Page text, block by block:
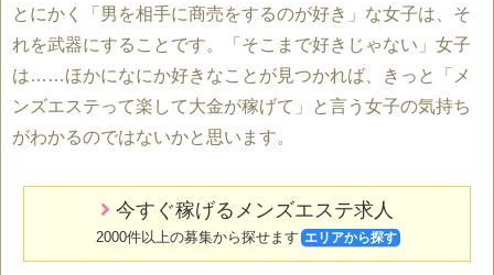
とにかく「男を相手に商売をするのが好き」な女子は、そ
れを武器にすることです。「そこまで好きじゃない」女子
は……ほかになにか好きなことが見つかれば、きっと「メ
ンズエステって楽して大金が稼げて」と言う女子の気持ち
がわかるのではないかと思います。
今すぐ稼げるメンズエステ求人
2000件以上の募集から探せます エリアから探す